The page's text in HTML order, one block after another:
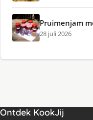
Pruimenjam
28 juli 2026
Ontdek KookJij